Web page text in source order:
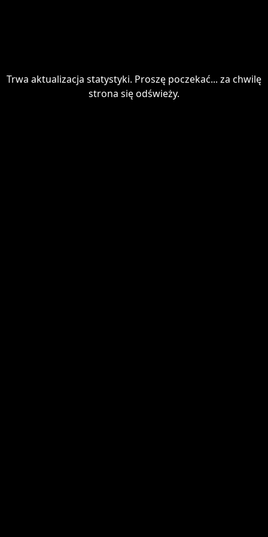
Trwa aktualizacja statystyki. Proszę poczekać... za chwilę
strona się odświeży.